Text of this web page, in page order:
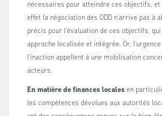
nécessaires pour atteindre ces objectifs, et
effet la négociation des ODD n'arrive pas à
précis pour l'évaluation de ces objectifs,
approche localisée et intégrée. Or,
l'inaction appellent à une mobilisation
acteurs.
En matière de finances locales en
les compétences dévolues aux autorités